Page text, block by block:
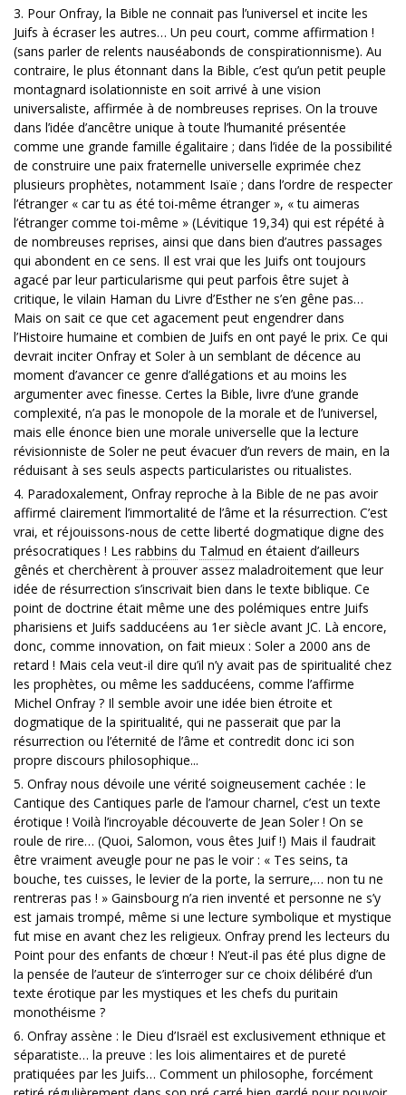
3. Pour Onfray, la Bible ne connait pas l’universel et incite les
Juifs à écraser les autres… Un peu court, comme affirmation !
(sans parler de relents nauséabonds de conspirationnisme). Au
contraire, le plus étonnant dans la Bible, c’est qu’un petit peuple
montagnard isolationniste en soit arrivé à une vision
universaliste, affirmée à de nombreuses reprises. On la trouve
dans l’idée d’ancêtre unique à toute l’humanité présentée
comme une grande famille égalitaire ; dans l’idée de la possibilité
de construire une paix fraternelle universelle exprimée chez
plusieurs prophètes, notamment Isaïe ; dans l’ordre de respecter
l’étranger « car tu as été toi-même étranger », « tu aimeras
l’étranger comme toi-même » (Lévitique 19,34) qui est répété à
de nombreuses reprises, ainsi que dans bien d’autres passages
qui abondent en ce sens. Il est vrai que les Juifs ont toujours
agacé par leur particularisme qui peut parfois être sujet à
critique, le vilain Haman du Livre d’Esther ne s’en gêne pas…
Mais on sait ce que cet agacement peut engendrer dans
l’Histoire humaine et combien de Juifs en ont payé le prix. Ce qui
devrait inciter Onfray et Soler à un semblant de décence au
moment d’avancer ce genre d’allégations et au moins les
argumenter avec finesse. Certes la Bible, livre d’une grande
complexité, n’a pas le monopole de la morale et de l’universel,
mais elle énonce bien une morale universelle que la lecture
révisionniste de Soler ne peut évacuer d’un revers de main, en la
réduisant à ses seuls aspects particularistes ou ritualistes.
4. Paradoxalement, Onfray reproche à la Bible de ne pas avoir
affirmé clairement l’immortalité de l’âme et la résurrection. C’est
vrai, et réjouissons-nous de cette liberté dogmatique digne des
présocratiques ! Les rabbins du Talmud en étaient d’ailleurs
gênés et cherchèrent à prouver assez maladroitement que leur
idée de résurrection s’inscrivait bien dans le texte biblique. Ce
point de doctrine était même une des polémiques entre Juifs
pharisiens et Juifs sadducéens au 1er siècle avant JC. Là encore,
donc, comme innovation, on fait mieux : Soler a 2000 ans de
retard ! Mais cela veut-il dire qu’il n’y avait pas de spiritualité chez
les prophètes, ou même les sadducéens, comme l’affirme
Michel Onfray ? Il semble avoir une idée bien étroite et
dogmatique de la spiritualité, qui ne passerait que par la
résurrection ou l’éternité de l’âme et contredit donc ici son
propre discours philosophique...
5. Onfray nous dévoile une vérité soigneusement cachée : le
Cantique des Cantiques parle de l’amour charnel, c’est un texte
érotique ! Voilà l’incroyable découverte de Jean Soler ! On se
roule de rire… (Quoi, Salomon, vous êtes Juif !) Mais il faudrait
être vraiment aveugle pour ne pas le voir : « Tes seins, ta
bouche, tes cuisses, le levier de la porte, la serrure,… non tu ne
rentreras pas ! » Gainsbourg n’a rien inventé et personne ne s’y
est jamais trompé, même si une lecture symbolique et mystique
fut mise en avant chez les religieux. Onfray prend les lecteurs du
Point pour des enfants de chœur ! N’eut-il pas été plus digne de
la pensée de l’auteur de s’interroger sur ce choix délibéré d’un
texte érotique par les mystiques et les chefs du puritain
monothéisme ?
6. Onfray assène : le Dieu d’Israël est exclusivement ethnique et
séparatiste… la preuve : les lois alimentaires et de pureté
pratiquées par les Juifs… Comment un philosophe, forcément